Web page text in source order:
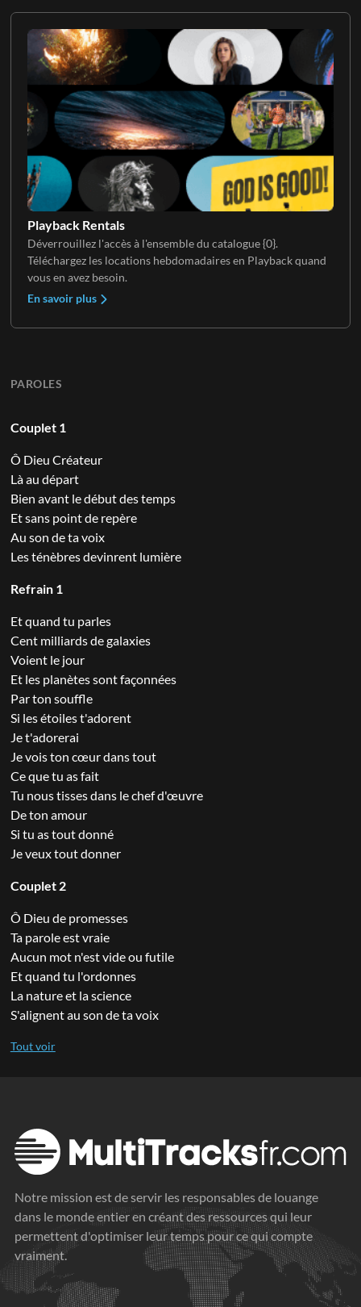
Playback Rentals
Déverrouillez l'accès à l'ensemble du catalogue {0}.
Téléchargez les locations hebdomadaires en Playback quand
vous en avez besoin.
En savoir plus
PAROLES
Couplet 1
Ô Dieu Créateur
Là au départ
Bien avant le début des temps
Et sans point de repère
Au son de ta voix
Les ténèbres devinrent lumière
Refrain 1
Et quand tu parles
Cent milliards de galaxies
Voient le jour
Et les planètes sont façonnées
Par ton souffle
Si les étoiles t'adorent
Je t'adorerai
Je vois ton cœur dans tout
Ce que tu as fait
Tu nous tisses dans le chef d'œuvre
De ton amour
Si tu as tout donné
Je veux tout donner
Couplet 2
Ô Dieu de promesses
Ta parole est vraie
Aucun mot n'est vide ou futile
Et quand tu l'ordonnes
La nature et la science
S'alignent au son de ta voix
Notre mission est de servir les responsables de louange
dans le monde entier en créant des ressources qui leur
permettent d'optimiser leur temps pour ce qui compte
vraiment.